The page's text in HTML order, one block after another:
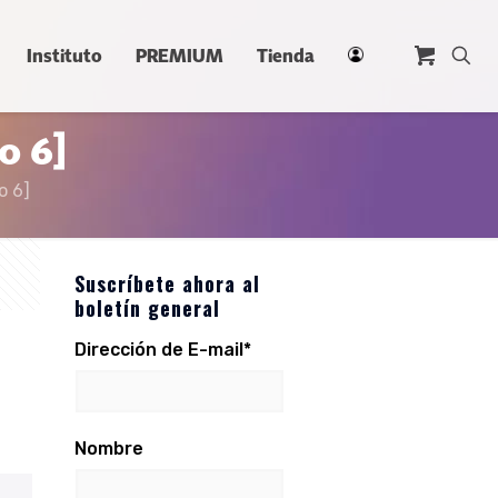
Instituto PREMIUM Tienda
6]
6]
Suscríbete ahora al
boletín general
Dirección de E-mail*
Nombre